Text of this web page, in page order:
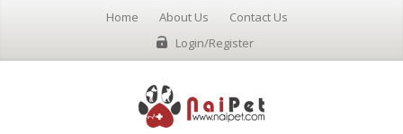
Home About Us
Contact Us
Login/Register